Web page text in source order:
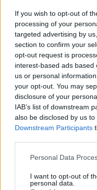
If you wish to opt-out of
processing of your
targeted advertising by
section to confirm your
opt-out request is
interest-based ads
us or personal
your opt-out. You may
disclosure of your
IAB’s list of downstream
also be disclosed by us
Downstream Participants
Personal Data
I want to opt-out of
personal data.
Σκληρή κόντρα
Ο δημοσιογράφος του ΣΚΑΪ